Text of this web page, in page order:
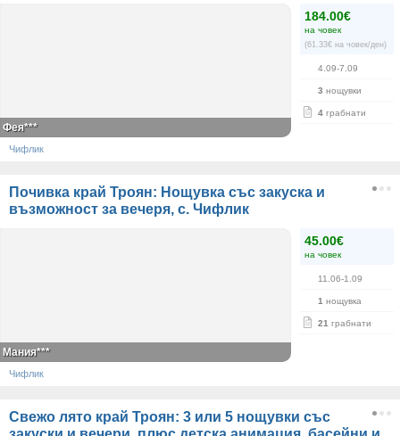
184.00€
на човек
(61.33€ на човек/ден)
4.09-7.09
3 нощувки
4 грабнати
Фея***
Чифлик
Почивка край Троян: Нощувка със закуска и
възможност за вечеря, с. Чифлик
45.00€
на човек
11.06-1.09
1 нощувка
21 грабнати
Мания***
Чифлик
Свежо лято край Троян: 3 или 5 нощувки със